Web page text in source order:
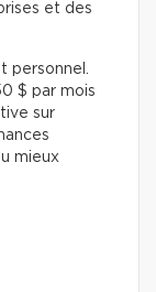
et des
personnel.
$ par mois
sur
mieux